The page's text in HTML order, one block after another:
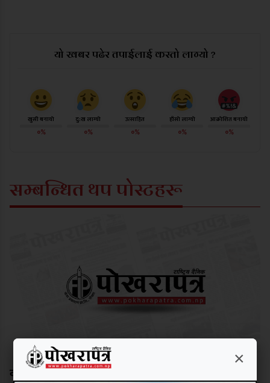
यो खबर पढेर तपाईलाई कस्तो लाग्यो ?
खुसी बनायो
०%
दु:ख लाग्यो
०%
उत्साहित
०%
हाँसो लाग्यो
०%
आक्रोशित बनायो
०%
सम्बन्धित थप पोस्टहरू
काङ्ग्रेस र कम्युनिस्टले विर्सेको बाटो
×